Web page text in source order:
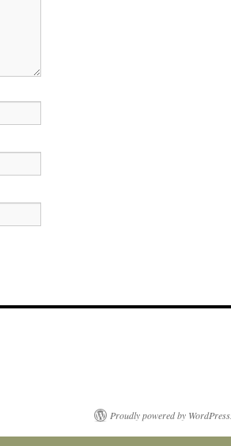
Proudly powered by WordPress.